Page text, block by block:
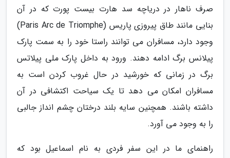
صرف ناهار در دریاچه سد هارت بیست پورت که در آن
بنایی مانند طاق پیروزی پاریس (Paris Arc de Triomphe)
وجود دارد، مسافران می توانند راستا خود را به سمت پارک
پیلانس برگ ادامه دهند. ورود به داخل پارک ملی پیلاتس
برگ در زمانی که خورشید در حال غروب کردن است به
مسافران امکان می دهد تا یک سیاحت اکتشافی در آن
داشته باشند. همچنین سایه بلند درختان چشم انداز جالبی
را به وجود می آورد.
راهنمای ما در این سفر فردی به نام اسماعیل بود که